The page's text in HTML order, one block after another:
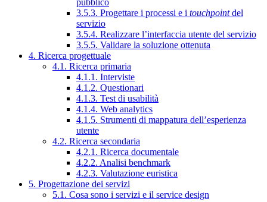
pubblico
3.5.3. Progettare i processi e i touchpointdel
servizio
3.5.4. Realizzare l’interfaccia utente del servizio
3.5.5. Validare la soluzione ottenuta
4. Ricerca progettuale
4.1. Ricerca primaria
4.1.1. Interviste
4.1.2. Questionari
4.1.3. Test di usabilità
4.1.4. Web analytics
4.1.5. Strumenti di mappatura dell’esperienza
utente
4.2. Ricerca secondaria
4.2.1. Ricerca documentale
4.2.2. Analisi benchmark
4.2.3. Valutazione euristica
5. Progettazione dei servizi
5.1. Cosa sono i servizi e il service design